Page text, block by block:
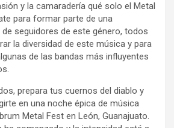
y la camaradería qué solo el Metal
para formar parte de una
seguidores de este género, todos
la diversidad de este música y para
de las bandas más influyentes
prepara tus cuernos del diablo y
en una noche épica de música
Metal Fest en León, Guanajuato.